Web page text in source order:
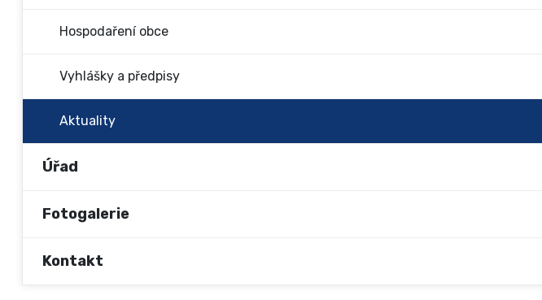
Hospodaření obce
Vyhlášky a předpisy
Aktuality
Úřad
Fotogalerie
Kontakt